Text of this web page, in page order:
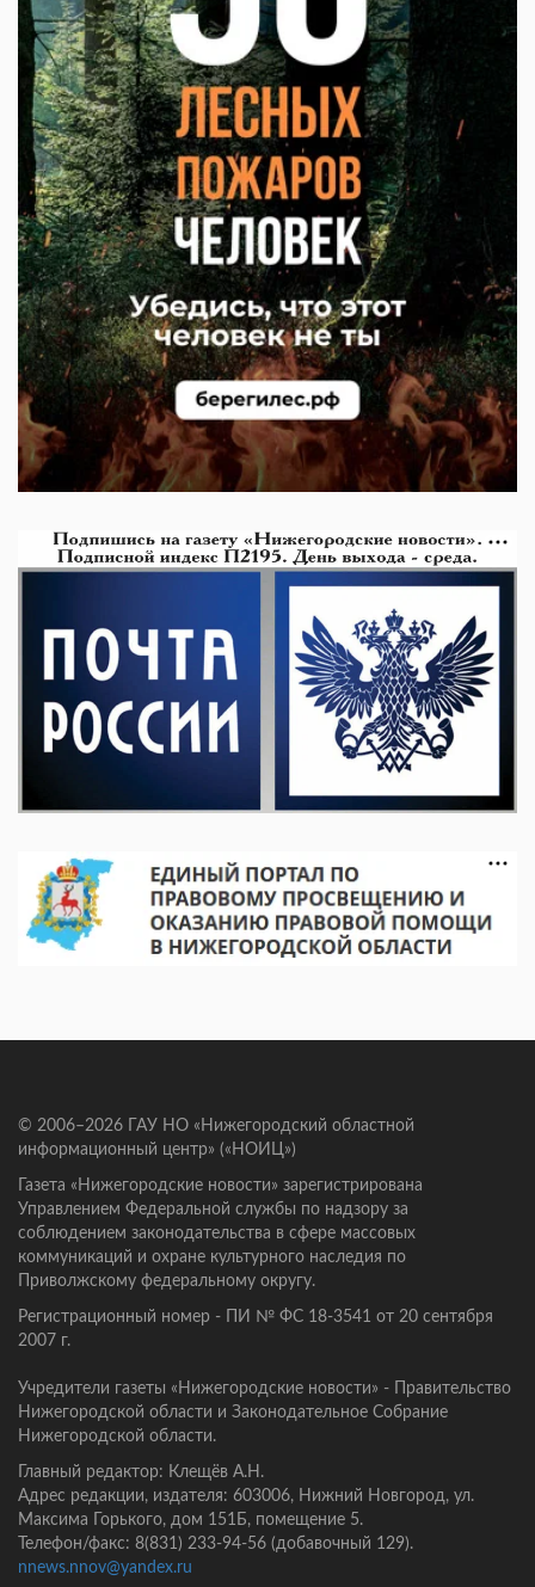
© 2006–2026 ГАУ НО «Нижегородский областной
информационный центр» («НОИЦ»)
Газета «Нижегородские новости» зарегистрирована
Управлением Федеральной службы по надзору за
соблюдением законодательства в сфере массовых
коммуникаций и охране культурного наследия по
Приволжскому федеральному округу.
Регистрационный номер - ПИ № ФС 18-3541 от 20 сентября
2007 г.
Учредители газеты «Нижегородские новости» - Правительство
Нижегородской области и Законодательное Собрание
Нижегородской области.
Главный редактор: Клещёв А.Н.
Адрес редакции, издателя: 603006, Нижний Новгород, ул.
Максима Горького, дом 151Б, помещение 5.
Телефон/факс: 8(831) 233-94-56 (добавочный 129).
nnews.nnov@yandex.ru